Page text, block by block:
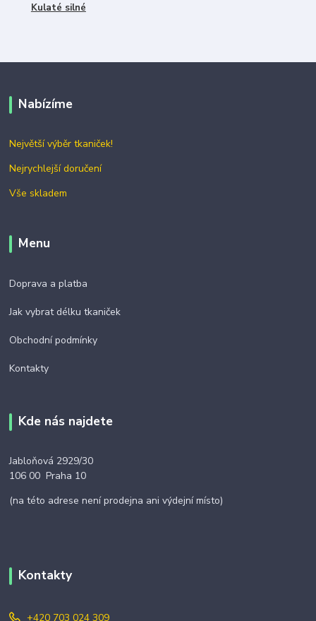
Kulaté silné
Nabízíme
Největší výběr tkaniček!
Nejrychlejší doručení
Vše skladem
Menu
Doprava a platba
Jak vybrat délku tkaniček
Obchodní podmínky
Kontakty
Kde nás najdete
Jabloňová 2929/30
106 00 Praha 10
(na této adrese není prodejna ani výdejní místo)
Kontakty
+420 703 024 309